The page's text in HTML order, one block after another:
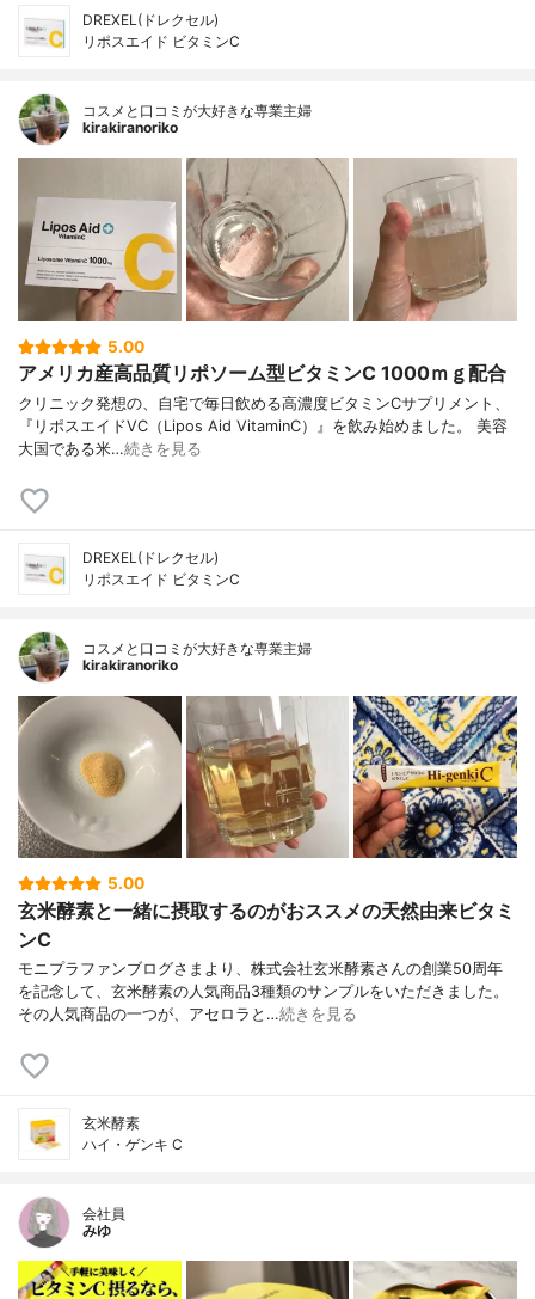
DREXEL(ドレクセル)
リポスエイド ビタミンC
コスメと口コミが大好きな専業主婦
kirakiranoriko
5.00
アメリカ産高品質リポソーム型ビタミンC 1000ｍｇ配合
クリニック発想の、自宅で毎日飲める高濃度ビタミンCサプリメント、
『リポスエイドVC（Lipos Aid VitaminC）』を飲み始めました。 美容
大国である米…続きを見る
DREXEL(ドレクセル)
リポスエイド ビタミンC
コスメと口コミが大好きな専業主婦
kirakiranoriko
5.00
玄米酵素と一緒に摂取するのがおススメの天然由来ビタミ
ンC
モニプラファンブログさまより、株式会社玄米酵素さんの創業50周年
を記念して、玄米酵素の人気商品3種類のサンプルをいただきました。
その人気商品の一つが、アセロラと…続きを見る
玄米酵素
ハイ・ゲンキ C
会社員
みゆ